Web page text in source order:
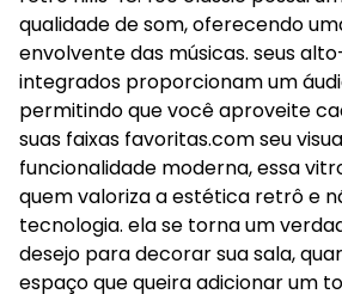
qualidade de som, oferecendo
envolvente das músicas. seus
integrados proporcionam um
permitindo que você aproveite
suas faixas favoritas.com seu
funcionalidade moderna, essa
quem valoriza a estética retrô e
tecnologia. ela se torna um
desejo para decorar sua sala,
espaço que queira adicionar um